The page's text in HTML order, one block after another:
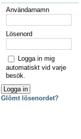
Användarnamn
Lösenord
Logga in mig
automatiskt vid varje
besök.
Glömt lösenordet?